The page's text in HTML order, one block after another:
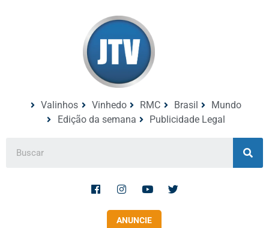
Valinhos Vinhedo RMC Brasil
Mundo
Edição da semana
Publicidade Legal
ANUNCIE